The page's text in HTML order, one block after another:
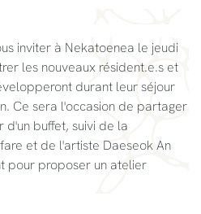
inviter à Nekatoenea le jeudi
les nouveaux résident.e.s et
durant leur séjour
Ce sera l'occasion de partager
d'un buffet, suivi de la
et de l'artiste Daeseok An
pour proposer un atelier